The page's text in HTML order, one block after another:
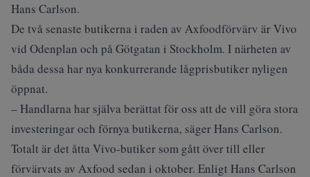
Hans Carlson.
De två senaste butikerna i raden av Axfoodförvärv är Vivo
vid Odenplan och på Götgatan i Stockholm. I närheten av
båda dessa har nya konkurrerande lågprisbutiker nyligen
öppnat.
– Handlarna har själva berättat för oss att de vill göra stora
investeringar och förnya butikerna, säger Hans Carlson.
Totalt är det åtta Vivo-butiker som gått över till eller
förvärvats av Axfood sedan i oktober. Enligt Hans Carlson